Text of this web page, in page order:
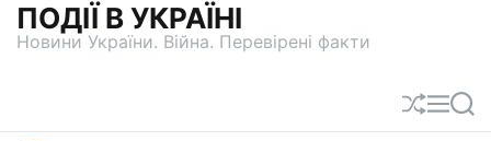
ПОДІЇ В УКРАЇНІ
Новини України. Війна. Перевірені факти
П
е
М
е
П
о